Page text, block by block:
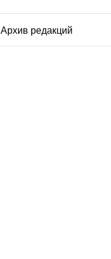
Архив редакций